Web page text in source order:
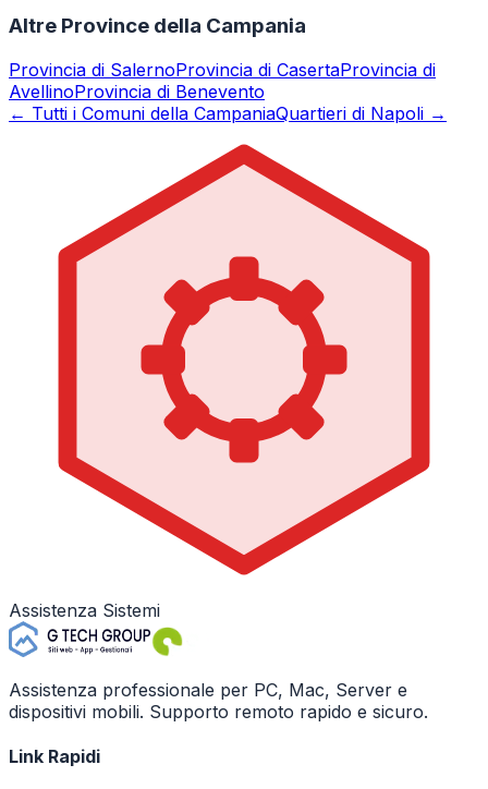
Altre Province della Campania
Provincia di SalernoProvincia di CasertaProvincia di
AvellinoProvincia di Benevento
← Tutti i Comuni della CampaniaQuartieri di Napoli →
Assistenza Sistemi
Assistenza professionale per PC, Mac, Server e
dispositivi mobili. Supporto remoto rapido e sicuro.
Link Rapidi